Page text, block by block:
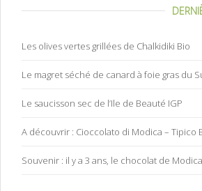
Les olives vertes grillées de Chalkidiki Bio
Le magret séché de canard à foie gras du
Le saucisson sec de l’Ile de Beauté IGP
A découvrir : Cioccolato di Modica – Tipico
Souvenir : il y a 3 ans, le chocolat de